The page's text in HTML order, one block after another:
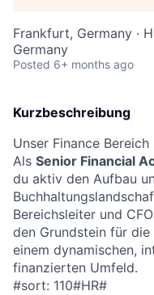
Frankfurt, Germany ·
Germany
Posted 6+ months ago
Kurzbeschreibung
Unser Finance
Als Senior Financial
du aktiv den Aufbau
Bereichsleiter und
den Grundstein für die
einem dynamischen,
finanzierten Umfeld.
#sort: 110#HR#